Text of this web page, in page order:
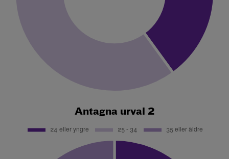
Antagna urval 2